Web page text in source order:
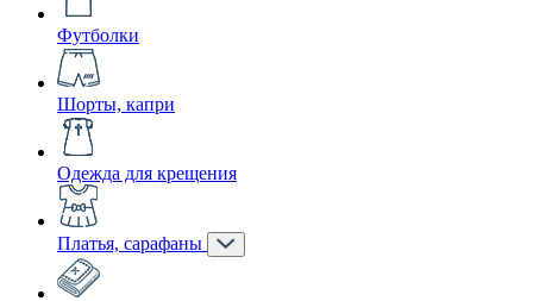
Футболки
Шорты, капри
Одежда для крещения
Платья, сарафаны